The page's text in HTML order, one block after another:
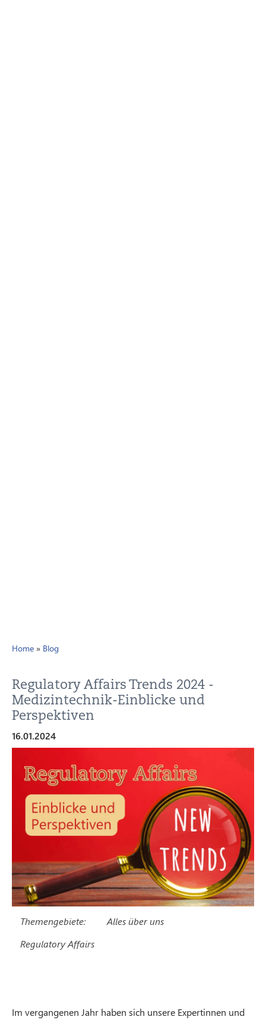
Home » Blog
Regulatory Affairs Trends 2024 -
Medizintechnik-Einblicke und
Perspektiven
16.01.2024
Themengebiete:
Alles über uns
Regulatory Affairs
Im vergangenen Jahr haben sich unsere Expertinnen und